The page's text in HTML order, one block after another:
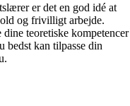
er det en god idé at
og frivilligt arbejde.
teoretiske kompetencer
bedst kan tilpasse din